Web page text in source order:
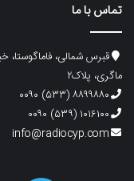
تماس با ما
ماگری، پلاک۲
۸۸۹۹۸۸۰ (۵۳۳) ۰۰۹۰
۱۰۱۶۱۰۰ (۵۳۹) ۰۰۹۰
info@radiocyp.com